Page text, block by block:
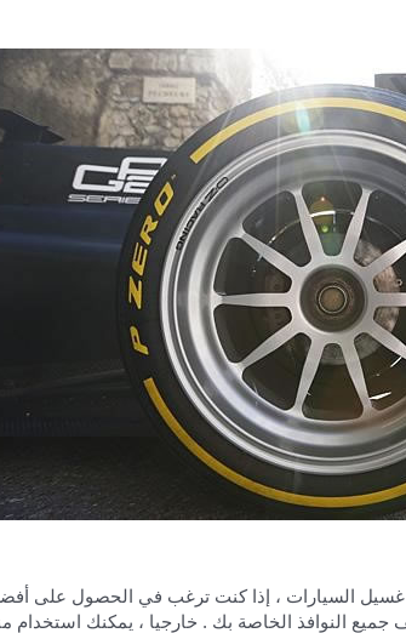
السيارات ، إذا كنت ترغب في الحصول على
النوافذ الخاصة بك . خارجيا ، يمكنك استخدام